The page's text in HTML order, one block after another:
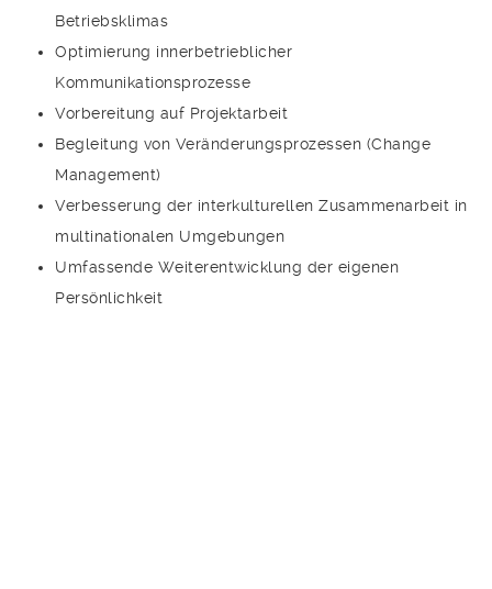
Betriebsklimas
Optimierung innerbetrieblicher
Kommunikationsprozesse
Vorbereitung auf Projektarbeit
Begleitung von Veränderungsprozessen (Change
Management)
Verbesserung der interkulturellen Zusammenarbeit in
multinationalen Umgebungen
Umfassende Weiterentwicklung der eigenen
Persönlichkeit